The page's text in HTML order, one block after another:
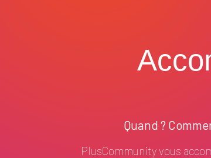
Quand ?
PlusCommunity vous